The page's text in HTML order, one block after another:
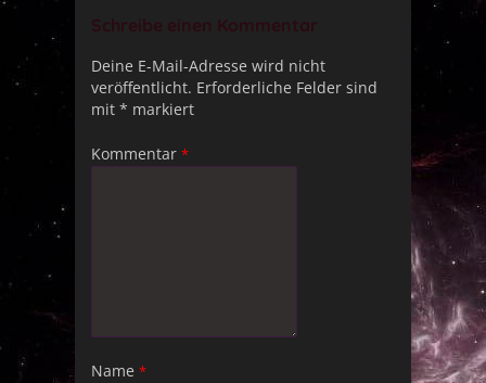
Deine E-Mail-Adresse wird nicht
veröffentlicht. Erforderliche Felder sind
mit * markiert
Kommentar *
Name *